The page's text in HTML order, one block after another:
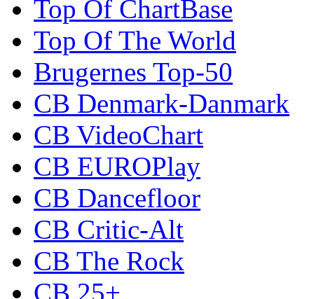
Top Of ChartBase
Top Of The World
Brugernes Top-50
CB Denmark-Danmark
CB VideoChart
CB EUROPlay
CB Dancefloor
CB Critic-Alt
CB The Rock
CB 25+